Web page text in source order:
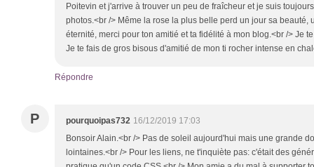
Poitevin et j'arrive à trouver un peu de fraîcheur et je suis
photos.<br /> Même la rose la plus belle perd un jour sa beauté,
éternité, merci pour ton amitié et ta fidélité à mon blog.<br /> Je
Je te fais de gros bisous d'amitié de mon ti rocher intense en
Répondre
P pourquoipas732 16/12/2019 17:03
Bonsoir Alain.<br /> Pas de soleil aujourd'hui mais une grande
lointaines.<br /> Pour les liens, ne t'inquiète pas: c'était des